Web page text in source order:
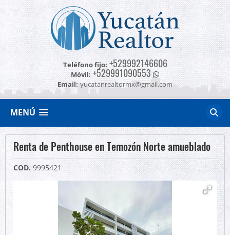
Teléfono fijo: +529992146606
Móvil: +529991090553
Email: yucatanrealtormx@gmail.com
MENÚ
Renta de Penthouse en Temozón Norte amueblado
COD. 9995421